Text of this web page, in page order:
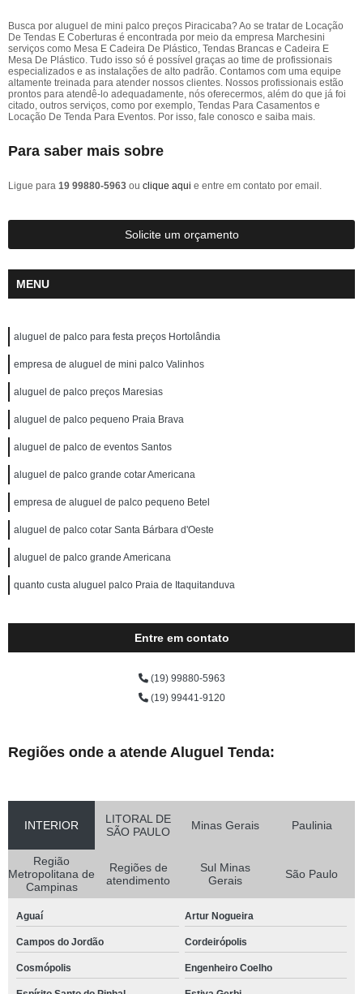
Busca por aluguel de mini palco preços Piracicaba? Ao se tratar de Locação
De Tendas E Coberturas é encontrada por meio da empresa Marchesini
serviços como Mesa E Cadeira De Plástico, Tendas Brancas e Cadeira E
Mesa De Plástico. Tudo isso só é possível graças ao time de profissionais
especializados e as instalações de alto padrão. Contamos com uma equipe
altamente treinada para atender nossos clientes. Nossos profissionais estão
prontos para atendê-lo adequadamente, nós oferecermos, além do que já foi
citado, outros serviços, como por exemplo, Tendas Para Casamentos e
Locação De Tenda Para Eventos. Por isso, fale conosco e saiba mais.
Para saber mais sobre
Ligue para 19 99880-5963 ou clique aqui e entre em contato por email.
Solicite um orçamento
MENU
aluguel de palco para festa preços Hortolândia
empresa de aluguel de mini palco Valinhos
aluguel de palco preços Maresias
aluguel de palco pequeno Praia Brava
aluguel de palco de eventos Santos
aluguel de palco grande cotar Americana
empresa de aluguel de palco pequeno Betel
aluguel de palco cotar Santa Bárbara d'Oeste
aluguel de palco grande Americana
quanto custa aluguel palco Praia de Itaquitanduva
Entre em contato
(19) 99880-5963
(19) 99441-9120
Regiões onde a atende Aluguel Tenda:
INTERIOR
LITORAL DE
SÃO PAULO
Minas Gerais Paulinia
Região
Metropolitana de
Campinas
Regiões de
atendimento
Sul Minas
Gerais
São Paulo
Aguaí Artur Nogueira
Campos do Jordão Cordeirópolis
Cosmópolis Engenheiro Coelho